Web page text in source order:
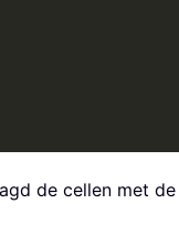
de cellen met de